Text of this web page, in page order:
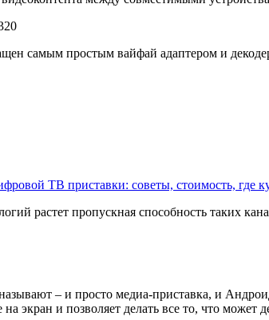
самым простым вайфай адаптером и
ТВ приставки: советы, стоимость, где
растет пропускная способность таких
– и просто медиа-приставка, и
экран и позволяет делать все то, что